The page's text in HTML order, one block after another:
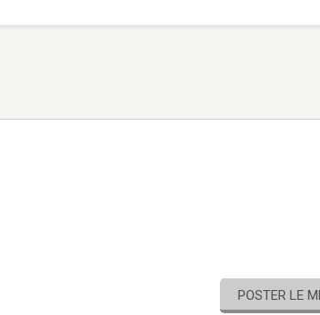
POSTER LE